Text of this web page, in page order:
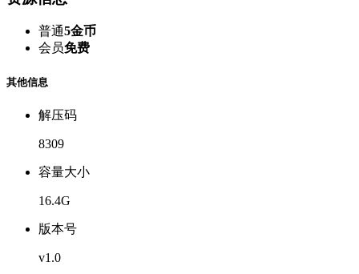
普通5金币
会员免费
其他信息
解压码
8309
容量大小
16.4G
版本号
v1.0